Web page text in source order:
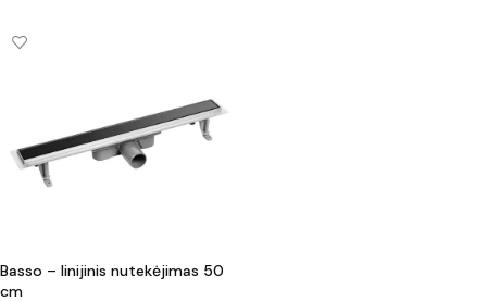
Basso – linijinis nutekėjimas 50
cm